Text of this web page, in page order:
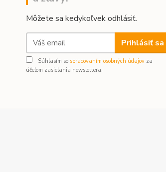
Môžete sa kedykoľvek odhlásiť.
Prihlásiť sa
Súhlasím so spracovaním osobných údajov za
účelom zasielania newslettera.